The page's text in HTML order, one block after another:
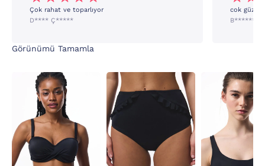
Çok rahat ve toparlıyor
D**** Ç*****
cok güzel
B******
Görünümü Tamamla